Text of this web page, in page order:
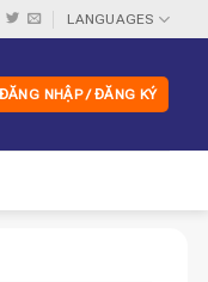
LANGUAGES
ĐĂNG NHẬP / ĐĂNG KÝ